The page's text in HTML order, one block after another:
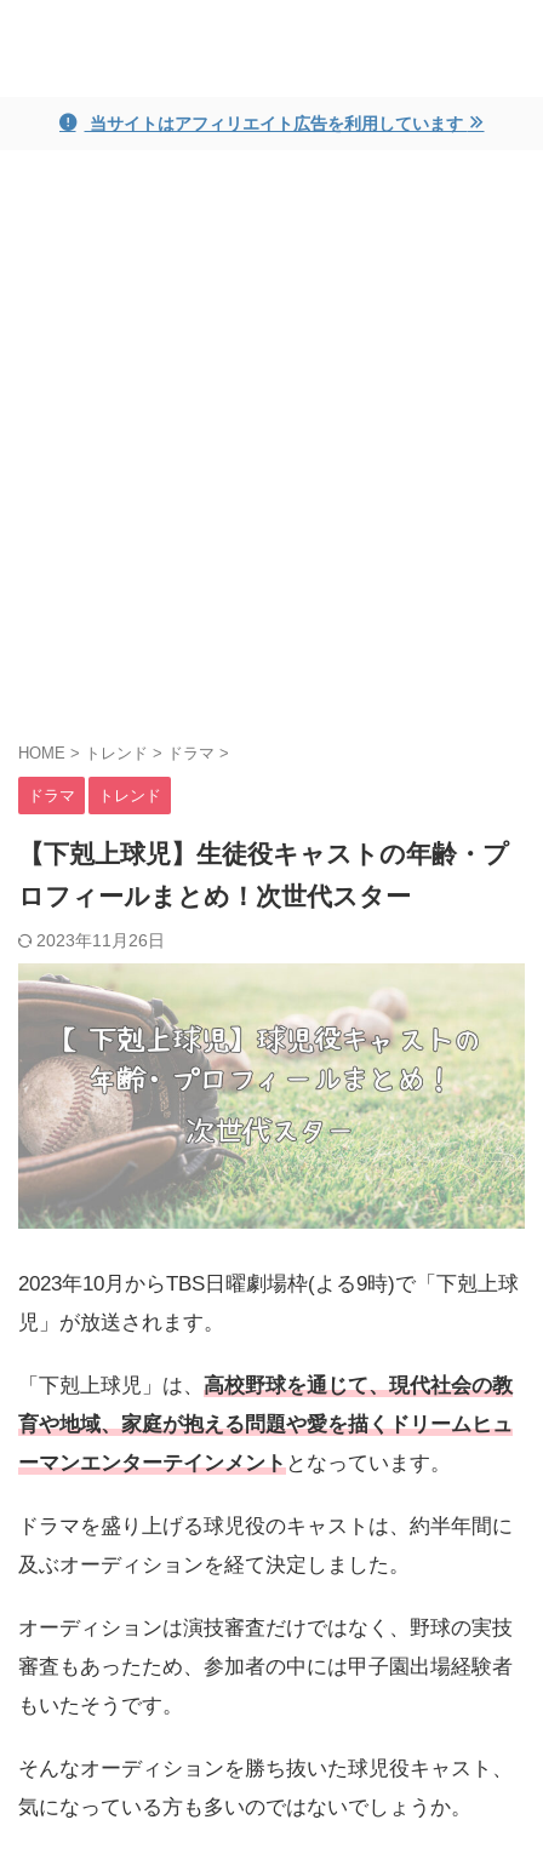
当サイトはアフィリエイト広告を利用しています
HOME > トレンド > ドラマ >
ドラマ トレンド
【下剋上球児】生徒役キャストの年齢・プ
ロフィールまとめ！次世代スター
2023年11月26日
2023年10月からTBS日曜劇場枠(よる9時)で「下剋上球
児」が放送されます。
「下剋上球児」は、 高校野球を通じて、現代社会の教
育や地域、家庭が抱える問題や愛を描くドリームヒュ
ーマンエンターテインメントとなっています。
ドラマを盛り上げる球児役のキャストは、約半年間に
及ぶオーディションを経て決定しました。
オーディションは演技審査だけではなく、野球の実技
審査もあったため、参加者の中には甲子園出場経験者
もいたそうです。
そんなオーディションを勝ち抜いた球児役キャスト、
気になっている方も多いのではないでしょうか。